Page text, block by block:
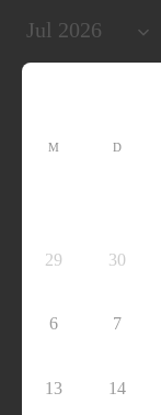
M D
29 30
6 7
13 14